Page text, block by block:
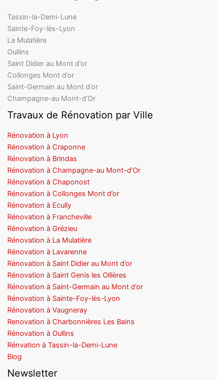
Tassin-la-Demi-Lune
Sainte-Foy-lès-Lyon
La Mulatière
Oullins
Saint Didier au Mont d’or
Collonges Mont d’or
Saint-Germain au Mont d’or
Champagne-au Mont-d’Or
Travaux de Rénovation par Ville
Rénovation à Lyon
Rénovation à Craponne
Rénovation à Brindas
Rénovation à Champagne-au Mont-d’Or
Rénovation à Chaponost
Rénovation à Collonges Mont d’or
Rénovation à Ecully
Rénovation à Francheville
Rénovation à Grézieu
Rénovation à La Mulatière
Rénovation à Lavarenne
Rénovation à Saint Didier au Mont d’or
Rénovation à Saint Genis les Ollières
Rénovation à Saint-Germain au Mont d’or
Rénovation à Sainte-Foy-lès-Lyon
Rénovation à Vaugneray
Renovation à Charbonnières Les Bains
Rénovation à Oullins
Rénvation à Tassin-la-Demi-Lune
Blog
Newsletter